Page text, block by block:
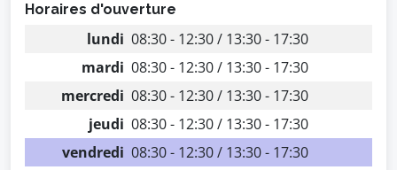
Horaires d'ouverture
lundi 08:30 - 12:30 / 13:30 - 17:30
mardi 08:30 - 12:30 / 13:30 - 17:30
mercredi 08:30 - 12:30 / 13:30 - 17:30
jeudi 08:30 - 12:30 / 13:30 - 17:30
vendredi 08:30 - 12:30 / 13:30 - 17:30